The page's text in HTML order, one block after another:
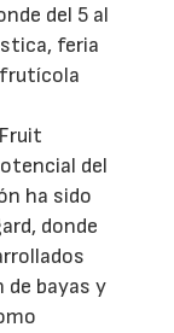
del 5 al
feria
del
ha sido
donde
de bayas y